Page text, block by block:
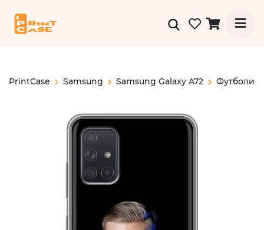
PrintCase Samsung Samsung Galaxy A72